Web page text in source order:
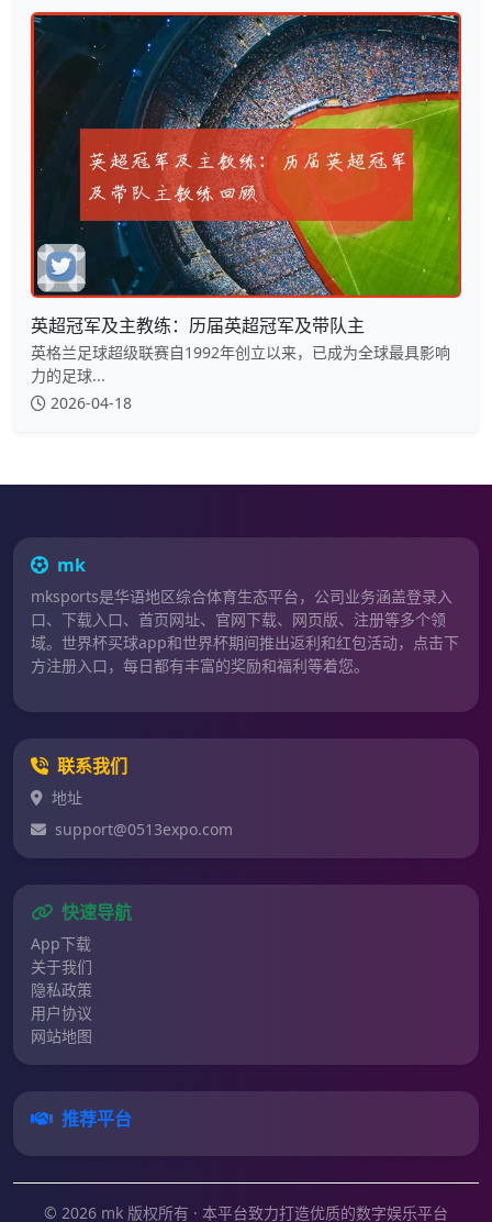
英超冠军及主教练：历届英超冠军及带队主
英格兰足球超级联赛自1992年创立以来，已成为全球最具影响
力的足球...
2026-04-18
mk
mksports是华语地区综合体育生态平台，公司业务涵盖登录入
口、下载入口、首页网址、官网下载、网页版、注册等多个领
域。世界杯买球app和世界杯期间推出返利和红包活动，点击下
方注册入口，每日都有丰富的奖励和福利等着您。
联系我们
地址
support@0513expo.com
快速导航
App下载
关于我们
隐私政策
用户协议
网站地图
推荐平台
© 2026 mk 版权所有 · 本平台致力打造优质的数字娱乐平台